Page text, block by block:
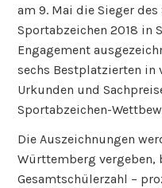
am 9. Mai die Sieger
Sportabzeichen 2018 in
Engagement
sechs Bestplatzierten in
Urkunden und
Sportabzeichen-
Die Auszeichnungen
Württemberg vergeben,
Gesamtschülerzahl –